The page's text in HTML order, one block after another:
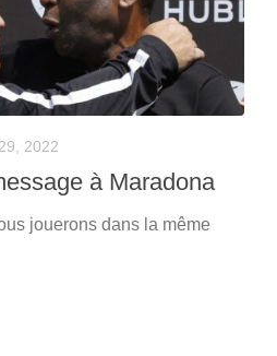
2022
à Maradona
jouerons dans la même